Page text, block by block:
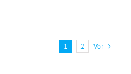
1 2 Vor